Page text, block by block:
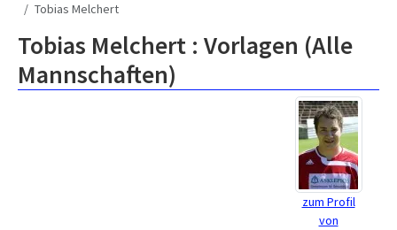
Tobias Melchert
Tobias Melchert : Vorlagen (Alle
Mannschaften)
zum Profil
von